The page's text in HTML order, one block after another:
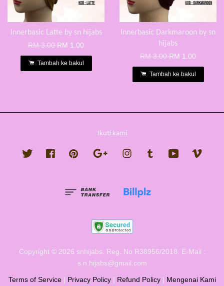
Innerbasic Latte by sn hijabs
RM 3.00RM 1.00
Tambah ke bakul
Innerbasic Darkmaroon by sn
hijabs
RM 3.00RM 1.00
Tambah ke bakul
Ikuti kami
Twitter FacebookPinterest Google InstagramTumblr YouTube
Copyright © 2026 snhijabs. Reg. No R38956/2018. E-Mail :
s.n.hijabs@gmail.com
Terms of Service| Privacy Policy| Refund Policy| Mengenai Kami